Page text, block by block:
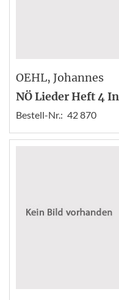
OEHL, Johannes
NÖ Lieder Heft 4
Bestell-Nr.: 42 870